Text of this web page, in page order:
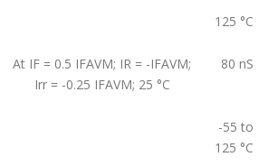
125 °C
At IF = 0.5 IFAVM; IR = -IFAVM;
Irr = -0.25 IFAVM; 25 °C
80 nS
-55 to
125 °C